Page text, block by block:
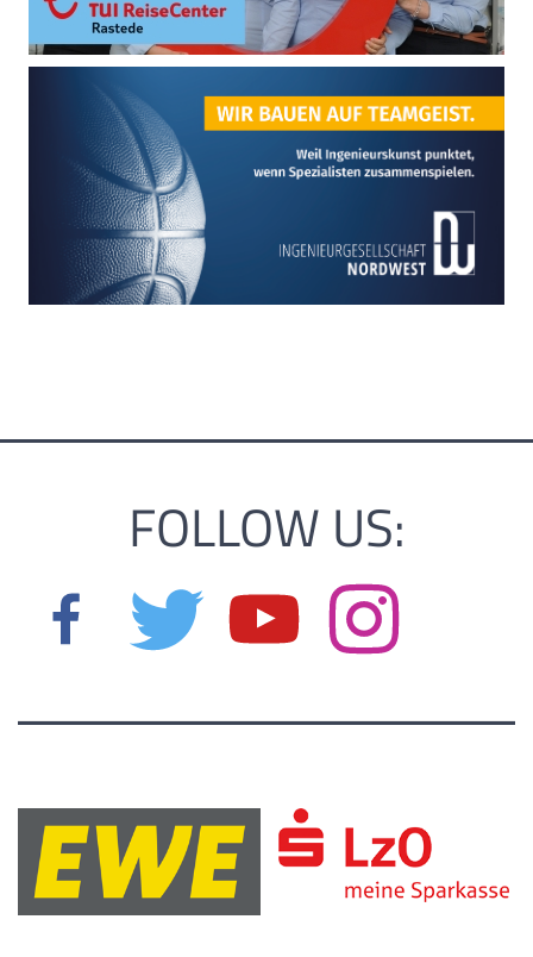
FOLLOW US: